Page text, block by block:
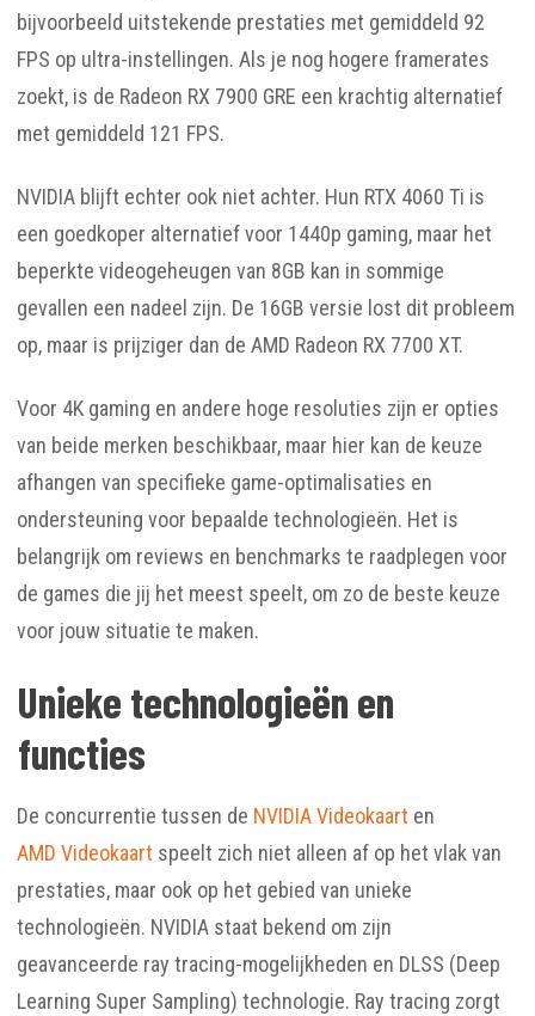
bijvoorbeeld uitstekende prestaties met gemiddeld 92
FPS op ultra-instellingen. Als je nog hogere framerates
zoekt, is de Radeon RX 7900 GRE een krachtig alternatief
met gemiddeld 121 FPS.
NVIDIA blijft echter ook niet achter. Hun RTX 4060 Ti is
een goedkoper alternatief voor 1440p gaming, maar het
beperkte videogeheugen van 8GB kan in sommige
gevallen een nadeel zijn. De 16GB versie lost dit probleem
op, maar is prijziger dan de AMD Radeon RX 7700 XT.
Voor 4K gaming en andere hoge resoluties zijn er opties
van beide merken beschikbaar, maar hier kan de keuze
afhangen van specifieke game-optimalisaties en
ondersteuning voor bepaalde technologieën. Het is
belangrijk om reviews en benchmarks te raadplegen voor
de games die jij het meest speelt, om zo de beste keuze
voor jouw situatie te maken.
Unieke technologieën en
functies
De concurrentie tussen de NVIDIA Videokaart en
AMD Videokaart speelt zich niet alleen af op het vlak van
prestaties, maar ook op het gebied van unieke
technologieën. NVIDIA staat bekend om zijn
geavanceerde ray tracing-mogelijkheden en DLSS (Deep
Learning Super Sampling) technologie. Ray tracing zorgt